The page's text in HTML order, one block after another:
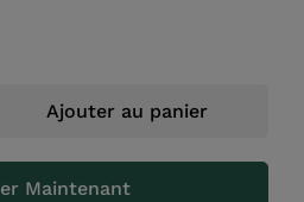
Ajouter au panier
Maintenant